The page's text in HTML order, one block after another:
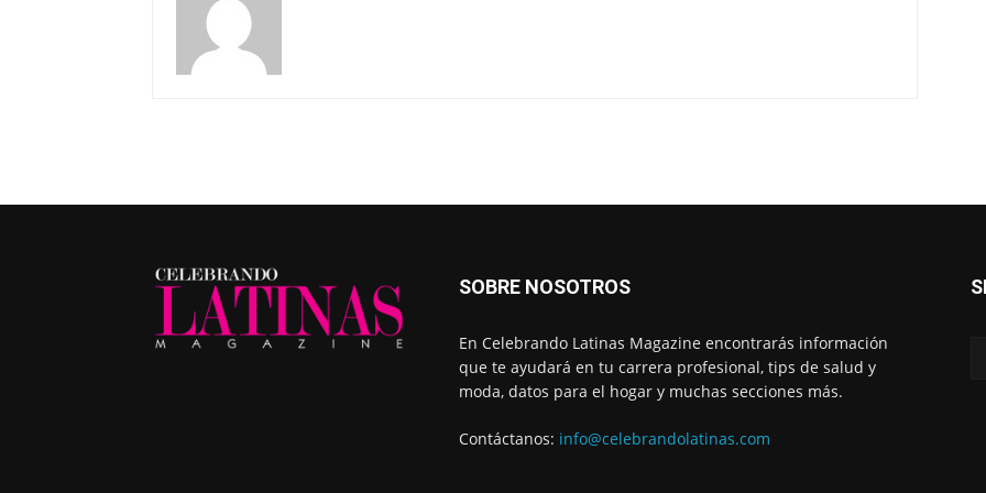
SOBRE NOSOTROS
En Celebrando Latinas Magazine encontrarás información
que te ayudará en tu carrera profesional, tips de salud y
moda, datos para el hogar y muchas secciones más.
Contáctanos: info@celebrandolatinas.com